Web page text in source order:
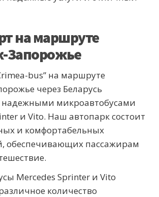
на маршруте
Запорожье
bus” на маршруте
через Беларусь
надежными микроавтобусами
и Vito. Наш автопарк состоит
и комфортабельных
обеспечивающих пассажирам
Mercedes Sprinter и Vito
количество